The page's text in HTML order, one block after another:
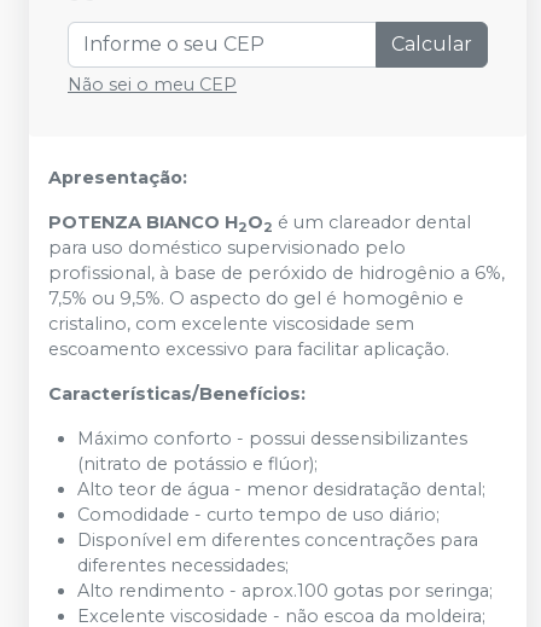
Calcular
Não sei o meu CEP
Apresentação:
POTENZA BIANCO H2O2 é um clareador dental
para uso doméstico supervisionado pelo
profissional, à base de peróxido de hidrogênio a 6%,
7,5% ou 9,5%. O aspecto do gel é homogênio e
cristalino, com excelente viscosidade sem
escoamento excessivo para facilitar aplicação.
Características/Benefícios:
Máximo conforto - possui dessensibilizantes
(nitrato de potássio e flúor);
Alto teor de água - menor desidratação dental;
Comodidade - curto tempo de uso diário;
Disponível em diferentes concentrações para
diferentes necessidades;
Alto rendimento - aprox.100 gotas por seringa;
Excelente viscosidade - não escoa da moldeira;